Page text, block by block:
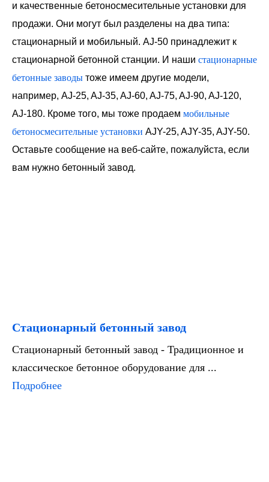
и качественные бетоносмесительные установки для
продажи. Они могут был разделены на два типа:
стационарный и мобильный. AJ-50 принадлежит к
стационарной бетонной станции. И наши стационарные
бетонные заводы тоже имеем другие модели,
например, AJ-25, AJ-35, AJ-60, AJ-75, AJ-90, AJ-120,
AJ-180. Кроме того, мы тоже продаем мобильные
бетоносмесительные установки AJY-25, AJY-35, AJY-50.
Оставьте сообщение на веб-сайте, пожалуйста, если
вам нужно бетонный завод.
Стационарный бетонный завод
Стационарный бетонный завод - Традиционное и
классическое бетонное оборудование для ...
Подробнее